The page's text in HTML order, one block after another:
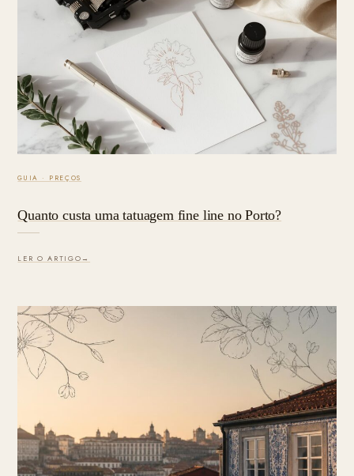
GUIA · PREÇOS
Quanto custa uma tatuagem fine line no Porto?
LER O ARTIGO →